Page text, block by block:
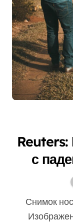
Reuters:
с
Снимок носит иллюстративный характер.